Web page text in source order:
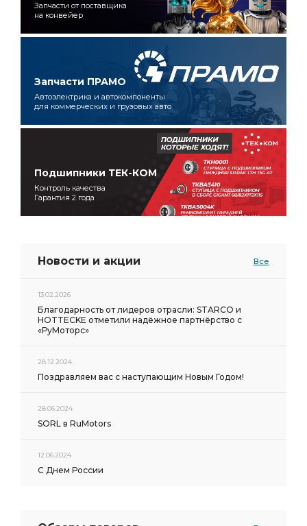
Запчасти от поставщика
на конвейер
Запчасти ПРАМО
Автоэлектрика и автокомпоненты
для коммерческих и грузовых авто
Подшипники ТЕК-КОМ
Контроль качества
Гарантия 2 года
Новости и акции Все
13.02.2026
Благодарность от лидеров отрасли: STARCO и
HOTTECKE отметили надёжное партнёрство с
«РуМоторс»
28.12.2024
Поздравляем вас с наступающим Новым Годом!
28.06.2024
SORL в RuMotors
12.06.2024
С Днем России